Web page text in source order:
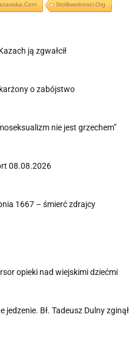
Stolikwolnosci.org
ją zgwałcił
o zabójstwo
nie jest grzechem”
08.08.2026
1667 – śmierć zdrajcy
opieki nad wiejskimi dziećmi
jedzenie. Bł. Tadeusz Dulny zginął